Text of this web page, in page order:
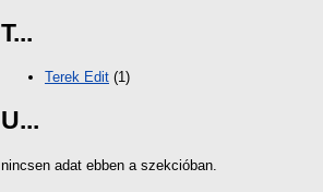
T...
Terek Edit (1)
U...
nincsen adat ebben a szekcióban.